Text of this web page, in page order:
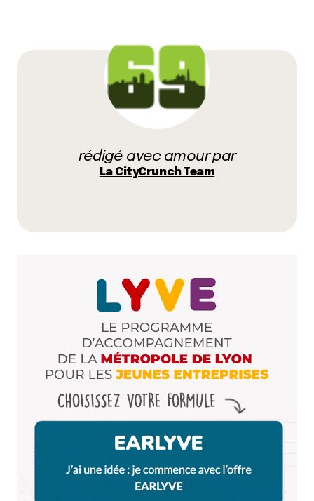
(piscine de Cusset) à Villeurbanne, qui a été refaire à
neuf il y a 2 ans.
Elle possède un bassin intérieur olympique (avec
lignes pour ceux qui veulent faire des palmes ou
autre), trois bassins extérieurs (un pour nager, un
bain moyen, une pataugeoire) ouverts jusque tard
dans l’automne (j’ai pu nager à l’extérieur un soir de
novembre en 2012, faut pas être frileux, mais c’est le
calme est un vrai bonheur !
barrage de Cusset, mitoyen.
En plus l’entrée est vraiment donnée.
C’est MA piscine de référence !
+1 pour le centre nautique Etienne Gagnaire.
Des horaires d’ouverture parfaits pour nager
entre midi et deux, ou en fin de journée, des
séances d’aquagym ou de gym en salle à 2€ les
45 min (en plus de l’entrée de la piscine). Cette
piscine est vraiment top !
Claire
9 avril 2013 à 18 h 16 min
rédigé avec amour par
La CityCrunch Team